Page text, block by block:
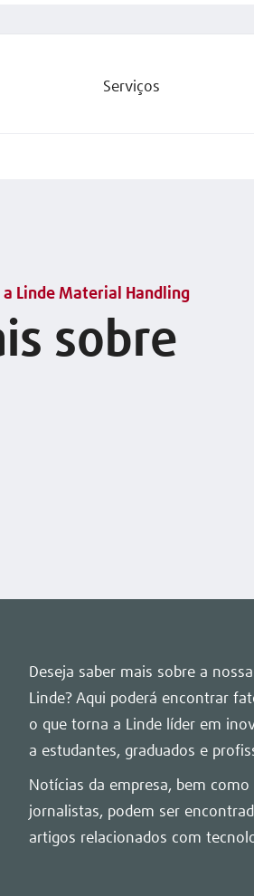
Serviços
Linde Material Handling
sobre
Deseja saber mais sobre a
Linde? Aqui poderá encontrar
o que torna a Linde líder em
a estudantes, graduados e
Notícias da empresa, bem
jornalistas, podem ser
artigos relacionados com